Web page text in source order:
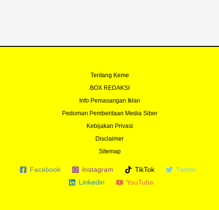
Tentang Keme
BOX REDAKSI
Info Pemasangan Iklan
Pedoman Pemberitaan Media Siber
Kebijakan Privasi
Disclaimer
Sitemap
Facebook Instagram TikTok
Twitter
Linkedin
YouTube